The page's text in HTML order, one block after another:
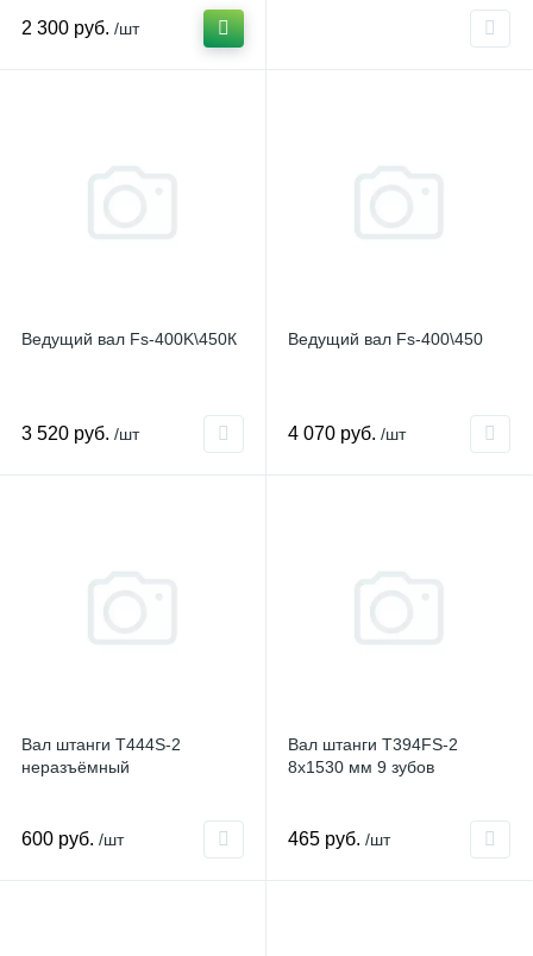
2 300 руб. /шт
Ведущий вал Fs-400K\450К
3 520 руб. /шт
Ведущий вал Fs-400\450
4 070 руб. /шт
Вал штанги T444S-2
неразъёмный
600 руб. /шт
Вал штанги T394FS-2
8х1530 мм 9 зубов
465 руб. /шт